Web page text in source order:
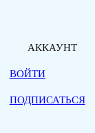
АККАУНТ
ВОЙТИ
ПОДПИСАТЬСЯ